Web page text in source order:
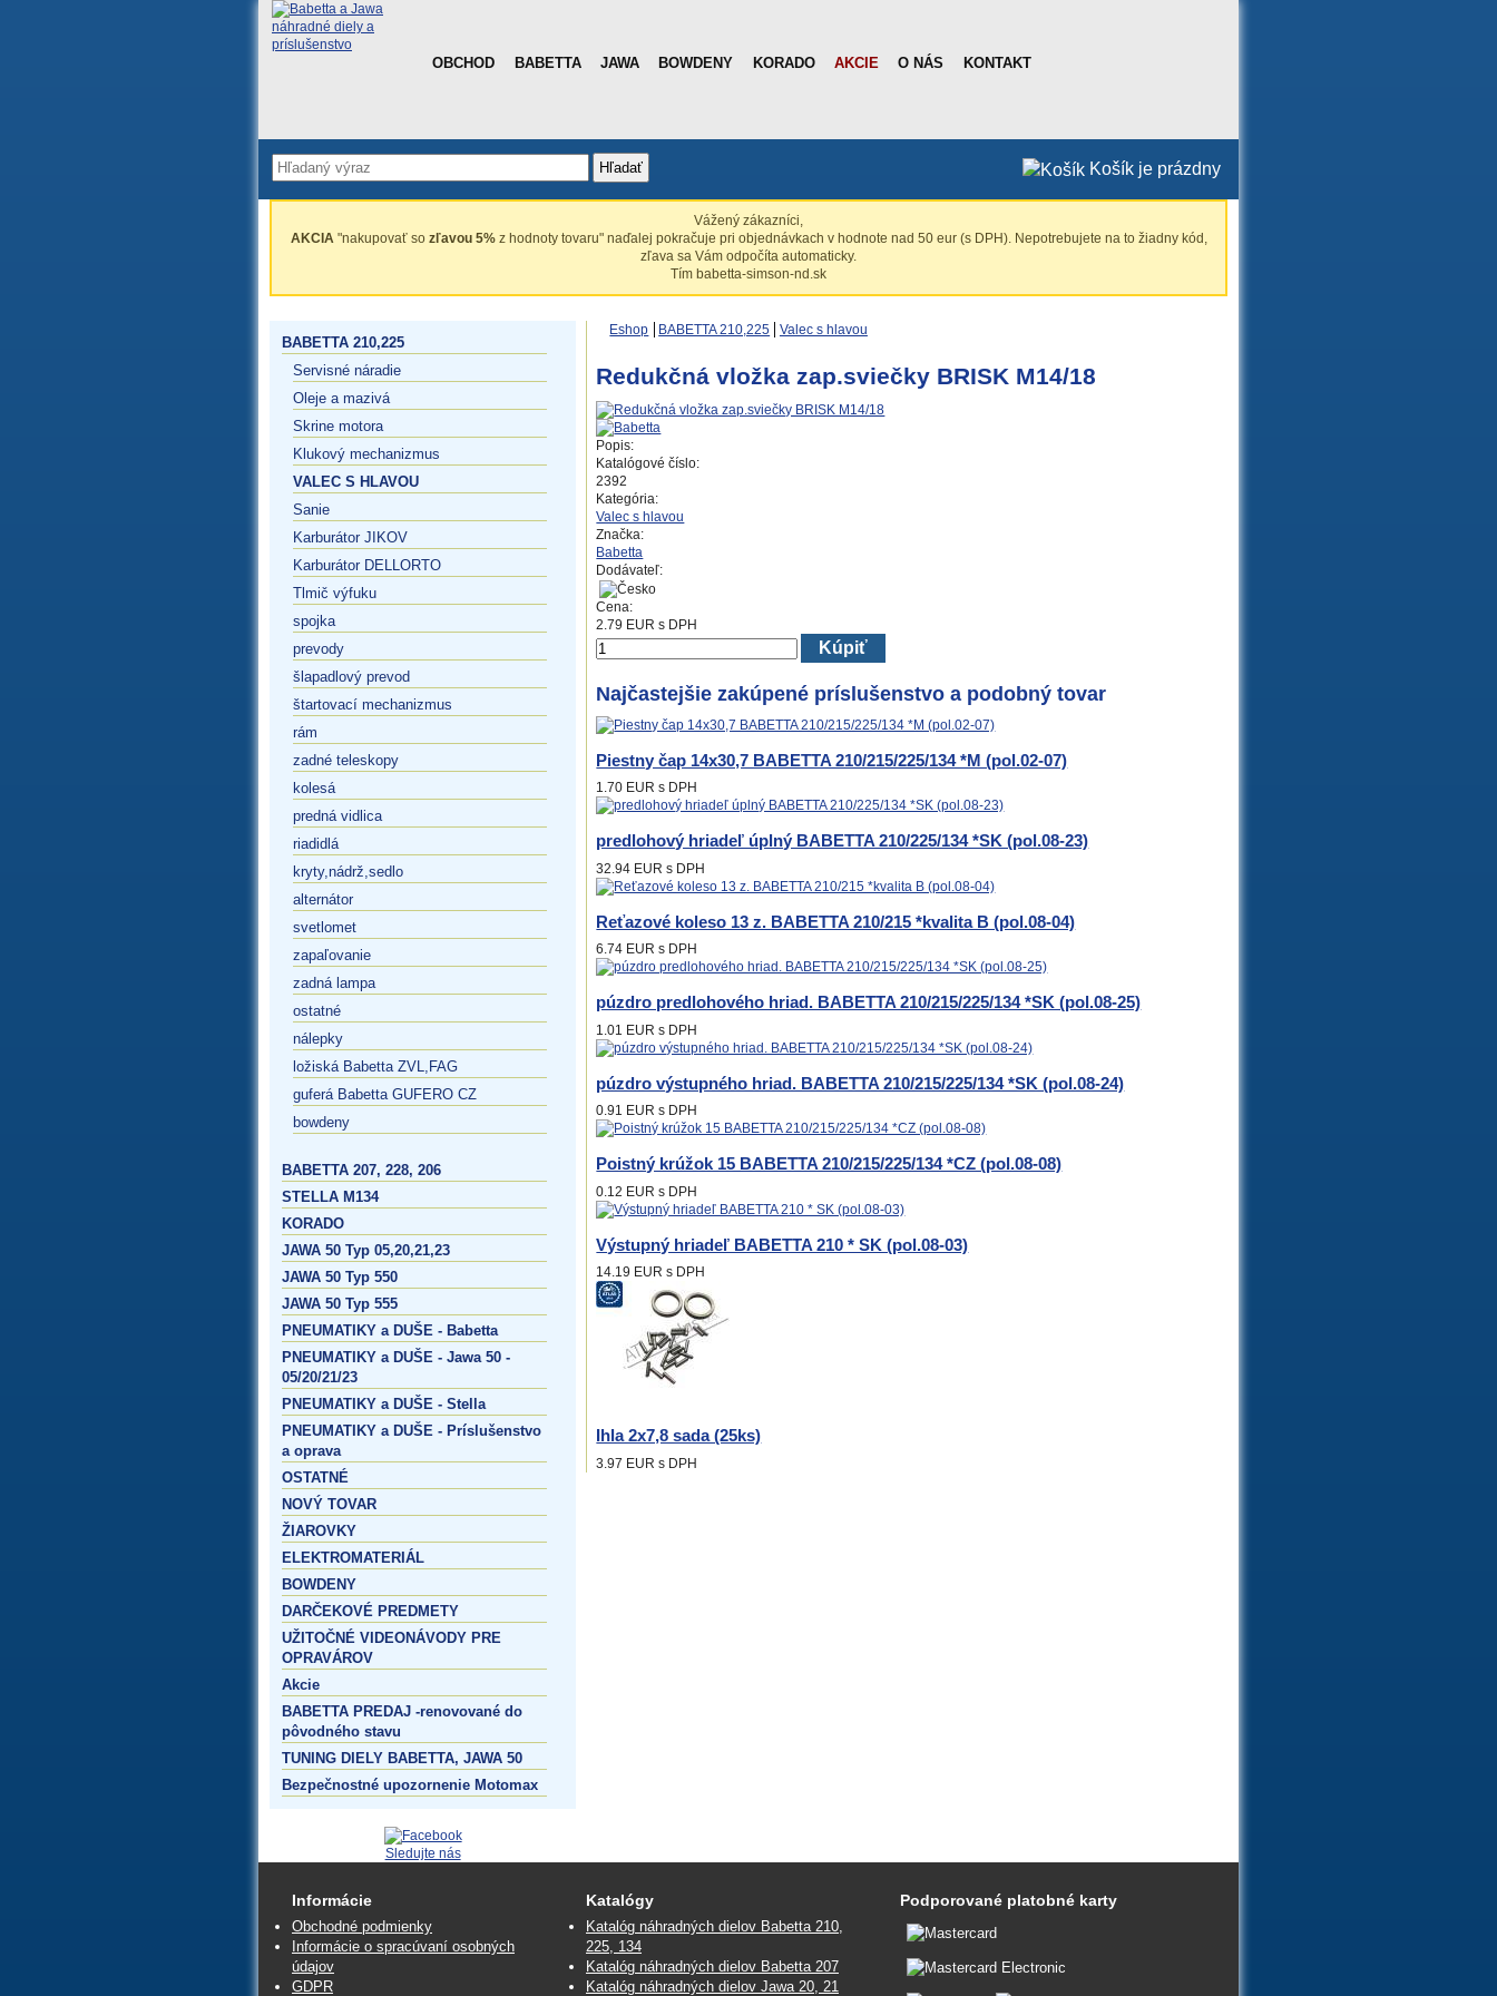
OBCHOD BABETTA JAWA BOWDENY KORADO AKCIE O NÁS KONTAKT
Hľadať Košík je prázdny
Vážený zákazníci,
AKCIA"nakupovať so zľavou 5%z hodnoty tovaru" naďalej pokračuje pri objednávkach v hodnote nad 50 eur (s DPH). Nepotrebujete na to žiadny kód,
zľava sa Vám odpočíta automaticky.
Tím babetta-simson-nd.sk
BABETTA 210,225
Servisné náradie
Oleje a mazivá
Skrine motora
Klukový mechanizmus
VALEC S HLAVOU
Sanie
Karburátor JIKOV
Karburátor DELLORTO
Tlmič výfuku
spojka
prevody
šlapadlový prevod
štartovací mechanizmus
rám
zadné teleskopy
kolesá
predná vidlica
riadidlá
kryty,nádrž,sedlo
alternátor
svetlomet
zapaľovanie
zadná lampa
ostatné
nálepky
ložiská Babetta ZVL,FAG
guferá Babetta GUFERO CZ
bowdeny
BABETTA 207, 228, 206
STELLA M134
KORADO
JAWA 50 Typ 05,20,21,23
JAWA 50 Typ 550
JAWA 50 Typ 555
PNEUMATIKY a DUŠE - Babetta
PNEUMATIKY a DUŠE - Jawa 50 -
05/20/21/23
PNEUMATIKY a DUŠE - Stella
PNEUMATIKY a DUŠE - Príslušenstvo
a oprava
OSTATNÉ
NOVÝ TOVAR
ŽIAROVKY
ELEKTROMATERIÁL
BOWDENY
DARČEKOVÉ PREDMETY
UŽITOČNÉ VIDEONÁVODY PRE
OPRAVÁROV
Akcie
BABETTA PREDAJ -renovované do
pôvodného stavu
TUNING DIELY BABETTA, JAWA 50
Bezpečnostné upozornenie Motomax
Sledujte nás
Eshop BABETTA 210,225 Valec s hlavou
Redukčná vložka zap.sviečky BRISK M14/18
Popis:
Katalógové číslo:
2392
Kategória:
Valec s hlavou
Značka:
Babetta
Dodávateľ:
Cena:
2.79 EUR s DPH
Kúpiť
Najčastejšie zakúpené príslušenstvo a podobný tovar
Piestny čap 14x30,7 BABETTA 210/215/225/134 *M (pol.02-07)
1.70 EUR s DPH
predlohový hriadeľ úplný BABETTA 210/225/134 *SK (pol.08-23)
32.94 EUR s DPH
Reťazové koleso 13 z. BABETTA 210/215 *kvalita B (pol.08-04)
6.74 EUR s DPH
púzdro predlohového hriad. BABETTA 210/215/225/134 *SK (pol.08-25)
1.01 EUR s DPH
púzdro výstupného hriad. BABETTA 210/215/225/134 *SK (pol.08-24)
0.91 EUR s DPH
Poistný krúžok 15 BABETTA 210/215/225/134 *CZ (pol.08-08)
0.12 EUR s DPH
Výstupný hriadeľ BABETTA 210 * SK (pol.08-03)
14.19 EUR s DPH
Ihla 2x7,8 sada (25ks)
3.97 EUR s DPH
Informácie
Obchodné podmienky
Informácie o spracúvaní osobných
údajov
GDPR
Katalógy
Katalóg náhradných dielov Babetta 210,
225, 134
Katalóg náhradných dielov Babetta 207
Katalóg náhradných dielov Jawa 20, 21
Podporované platobné karty